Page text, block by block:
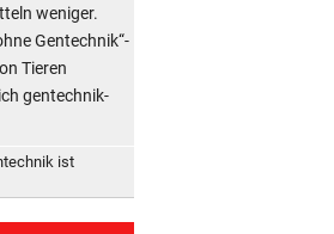
weniger.
Gentechnik“-
Tieren
gentechnik-
ist